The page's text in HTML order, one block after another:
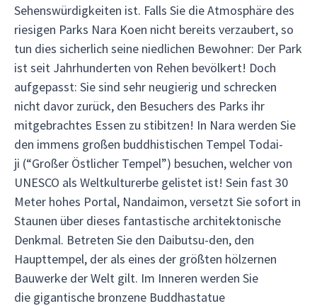
Sehenswürdigkeiten ist. Falls Sie die Atmosphäre des
riesigen Parks Nara Koen nicht bereits verzaubert, so
tun dies sicherlich seine niedlichen Bewohner: Der Park
ist seit Jahrhunderten von Rehen bevölkert! Doch
aufgepasst: Sie sind sehr neugierig und schrecken
nicht davor zurück, den Besuchers des Parks ihr
mitgebrachtes Essen zu stibitzen! In Nara werden Sie
den immens großen buddhistischen Tempel Todai-
ji (“Großer Östlicher Tempel”) besuchen, welcher von
UNESCO als Weltkulturerbe gelistet ist! Sein fast 30
Meter hohes Portal, Nandaimon, versetzt Sie sofort in
Staunen über dieses fantastische architektonische
Denkmal. Betreten Sie den Daibutsu-den, den
Haupttempel, der als eines der größten hölzernen
Bauwerke der Welt gilt. Im Inneren werden Sie
die gigantische bronzene Buddhastatue